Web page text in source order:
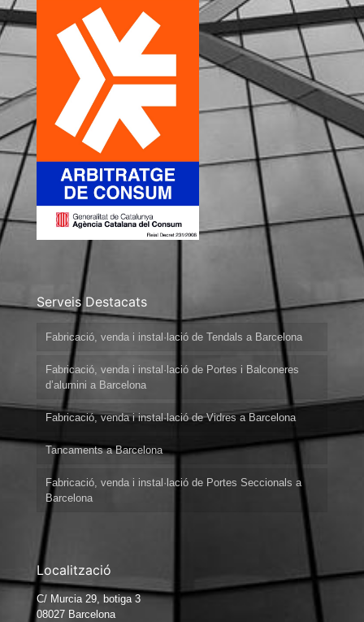
Serveis Destacats
Fabricació, venda i instal·lació de Tendals a Barcelona
Fabricació, venda i instal·lació de Portes i Balconeres
d’alumini a Barcelona
Fabricació, venda i instal·lació de Vidres a Barcelona
Tancaments a Barcelona
Fabricació, venda i instal·lació de Portes Seccionals a
Barcelona
Localització
C/ Murcia 29, botiga 3
08027 Barcelona